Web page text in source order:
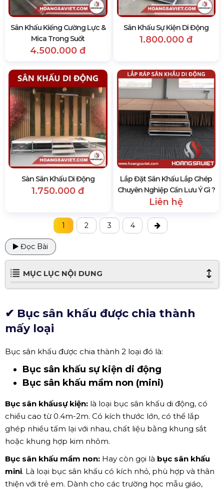
Sân Khấu Kiếng Cường Lực &
Mica Trong Suốt
4.500.000 đ
Sân Khấu Sự Kiện Di Động
1.800.000 đ
Sàn Sân Khấu Di Động
1.750.000 đ
Lắp Đặt Sân Khấu Lắp Ghép
Chuyên Nghiệp Cần Lưu Ý Gì ?
Liên hệ
1 2 3 4
Đọc Bài
MỤC LỤC NỘI DUNG
✔ Bục sân khấu được chia thành
mấy loại
Bục sân khấu được chia thành 2 loại đó là:
Bục sân khấu sự kiện di động
Bục sân khấu mầm non (mini)
Bục sân khấusự kiện: là loại bục sân khấu di động, có
chiều cao từ 0.4m-2m. Có kích thước lớn, có thể lắp
ghép nhiều tấm lại với nhau, chất liệu bằng khung sắt
hoặc khung hợp kim nhôm.
Bục sân khấu mầm non: Hay còn gọi là bục sân khấu
mini. Là loại bục sân khấu có kích nhỏ, phù hợp và thân
thiện với trẻ em. Dành cho các trường học mẫu giáo,